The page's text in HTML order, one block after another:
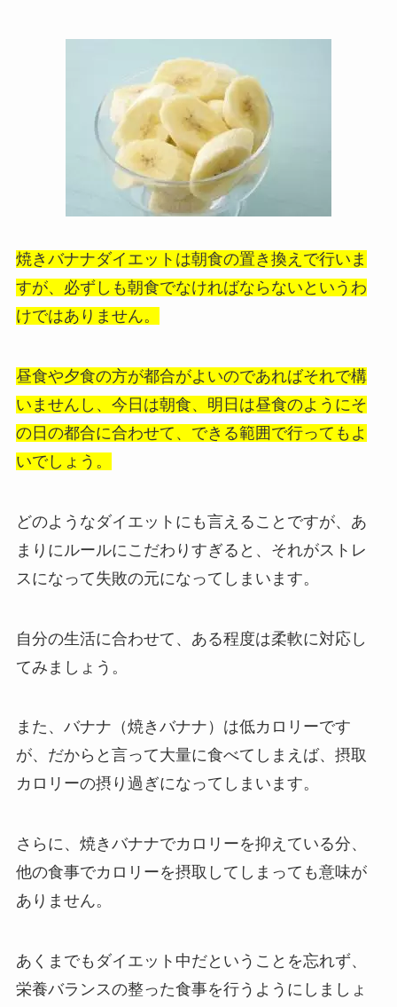
焼きバナナダイエットは朝食の置き換えで行いま
すが、必ずしも朝食でなければならないというわ
けではありません。
昼食や夕食の方が都合がよいのであればそれで構
いませんし、今日は朝食、明日は昼食のようにそ
の日の都合に合わせて、できる範囲で行ってもよ
いでしょう。
どのようなダイエットにも言えることですが、あ
まりにルールにこだわりすぎると、それがストレ
スになって失敗の元になってしまいます。
自分の生活に合わせて、ある程度は柔軟に対応し
てみましょう。
また、バナナ（焼きバナナ）は低カロリーです
が、だからと言って大量に食べてしまえば、摂取
カロリーの摂り過ぎになってしまいます。
さらに、焼きバナナでカロリーを抑えている分、
他の食事でカロリーを摂取してしまっても意味が
ありません。
あくまでもダイエット中だということを忘れず、
栄養バランスの整った食事を行うようにしましょ